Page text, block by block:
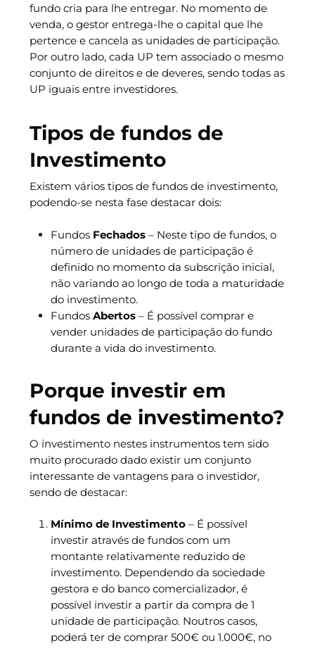
fundo cria para lhe entregar. No momento de
venda, o gestor entrega-lhe o capital que lhe
pertence e cancela as unidades de participação.
Por outro lado, cada UP tem associado o mesmo
conjunto de direitos e de deveres, sendo todas as
UP iguais entre investidores.
Tipos de fundos de
Investimento
Existem vários tipos de fundos de investimento,
podendo-se nesta fase destacar dois:
Fundos Fechados– Neste tipo de fundos, o
número de unidades de participação é
definido no momento da subscrição inicial,
não variando ao longo de toda a maturidade
do investimento.
Fundos Abertos– É possível comprar e
vender unidades de participação do fundo
durante a vida do investimento.
Porque investir em
fundos de investimento?
O investimento nestes instrumentos tem sido
muito procurado dado existir um conjunto
interessante de vantagens para o investidor,
sendo de destacar:
Mínimo de Investimento– É possível
investir através de fundos com um
montante relativamente reduzido de
investimento. Dependendo da sociedade
gestora e do banco comercializador, é
possível investir a partir da compra de 1
unidade de participação. Noutros casos,
poderá ter de comprar 500€ ou 1.000€, no